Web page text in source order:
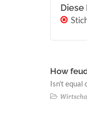
How
Isn’t